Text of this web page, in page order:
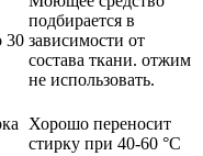
30
подбирается в
зависимости от
состава ткани. отжим
не использовать.
Хорошо переносит
стирку при 40-60 °C